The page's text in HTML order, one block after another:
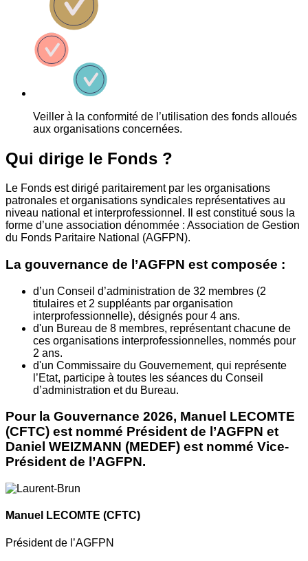
Veiller à la conformité de l’utilisation des fonds alloués
aux organisations concernées.
Qui dirige le Fonds ?
Le Fonds est dirigé paritairement par les organisations
patronales et organisations syndicales représentatives au
niveau national et interprofessionnel. Il est constitué sous la
forme d’une association dénommée : Association de Gestion
du Fonds Paritaire National (AGFPN).
La gouvernance de l’AGFPN est composée :
d’un Conseil d’administration de 32 membres (2
titulaires et 2 suppléants par organisation
interprofessionnelle), désignés pour 4 ans.
d'un Bureau de 8 membres, représentant chacune de
ces organisations interprofessionnelles, nommés pour
2 ans.
d'un Commissaire du Gouvernement, qui représente
l’Etat, participe à toutes les séances du Conseil
d’administration et du Bureau.
Pour la Gouvernance 2026, Manuel LECOMTE
(CFTC) est nommé Président de l’AGFPN et
Daniel WEIZMANN (MEDEF) est nommé Vice-
Président de l’AGFPN.
Manuel LECOMTE (CFTC)
Président de l’AGFPN